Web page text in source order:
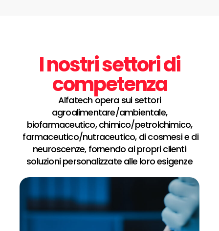
I nostri settori di
competenza
Alfatech opera sui settori
agroalimentare/ambientale,
biofarmaceutico, chimico/petrolchimico,
farmaceutico/nutraceutico, di cosmesi e di
neuroscenze, fornendo ai propri clienti
soluzioni personalizzate alle loro esigenze